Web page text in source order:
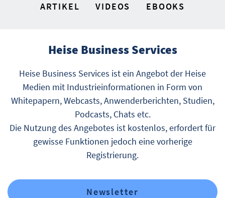
ARTIKEL
VIDEOS EBOOKS
Heise Business Services
Heise Business Services ist ein Angebot der Heise
Medien mit Industrieinformationen in Form von
Whitepapern, Webcasts, Anwenderberichten, Studien,
Podcasts, Chats etc.
Die Nutzung des Angebotes ist kostenlos, erfordert für
gewisse Funktionen jedoch eine vorherige
Registrierung.
Newsletter